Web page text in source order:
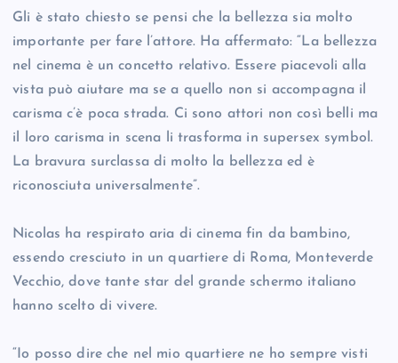
Gli è stato chiesto se pensi che la bellezza sia molto
importante per fare l’attore. Ha affermato: “La bellezza
nel cinema è un concetto relativo. Essere piacevoli alla
vista può aiutare ma se a quello non si accompagna il
carisma c’è poca strada. Ci sono attori non così belli ma
il loro carisma in scena li trasforma in supersex symbol.
La bravura surclassa di molto la bellezza ed è
riconosciuta universalmente”.
Nicolas ha respirato aria di cinema fin da bambino,
essendo cresciuto in un quartiere di Roma, Monteverde
Vecchio, dove tante star del grande schermo italiano
hanno scelto di vivere.
“Io posso dire che nel mio quartiere ne ho sempre visti